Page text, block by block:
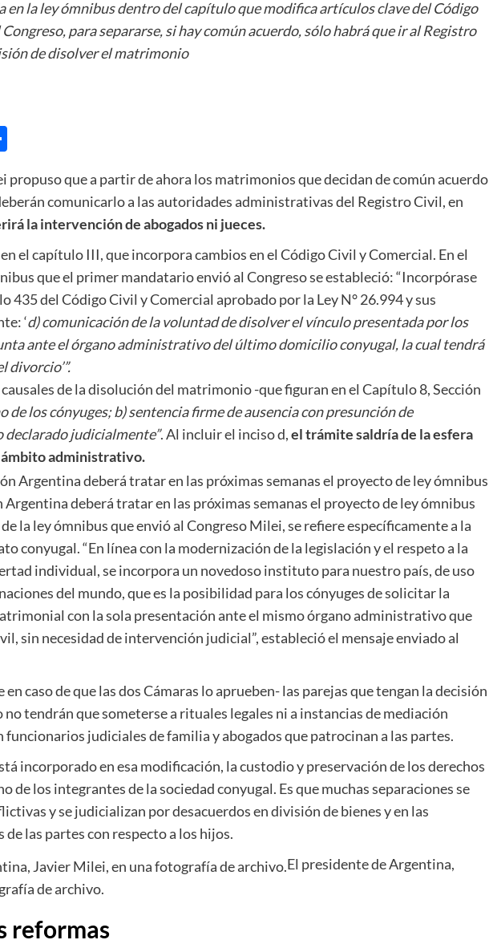
en la ley ómnibus dentro del capítulo que modifica artículos clave del Código
para separarse, si hay común acuerdo, sólo habrá que ir al Registro
de disolver el matrimonio
propuso que a partir de ahora los matrimonios que decidan de común acuerdo
comunicarlo a las autoridades administrativas del Registro Civil, en
la intervención de abogados ni jueces.
el capítulo III, que incorpora cambios en el Código Civil y Comercial. En el
que el primer mandatario envió al Congreso se estableció: “Incorpórase
435 del Código Civil y Comercial aprobado por la Ley N° 26.994 y sus
‘d) comunicación de la voluntad de disolver el vínculo presentada por los
ante el órgano administrativo del último domicilio conyugal, la cual tendrá
divorcio’”.
de la disolución del matrimonio -que figuran en el Capítulo 8, Sección
de los cónyuges; b) sentencia firme de ausencia con presunción de
judicialmente”. Al incluir el inciso d,el trámite saldría de la esfera
administrativo.
Argentina deberá tratar en las próximas semanas el proyecto de ley ómnibus
la ley ómnibus que envió al Congreso Milei, se refiere específicamente a la
conyugal. “En línea con la modernización de la legislación y el respeto a la
individual, se incorpora un novedoso instituto para nuestro país, de uso
del mundo, que es la posibilidad para los cónyuges de solicitar la
con la sola presentación ante el mismo órgano administrativo que
sin necesidad de intervención judicial”, estableció el mensaje enviado al
caso de que las dos Cámaras lo aprueben- las parejas que tengan la decisión
tendrán que someterse a rituales legales ni a instancias de mediación
judiciales de familia y abogados que patrocinan a las partes.
incorporado en esa modificación, la custodio y preservación de los derechos
de los integrantes de la sociedad conyugal. Es que muchas separaciones se
y se judicializan por desacuerdos en división de bienes y en las
las partes con respecto a los hijos.
El presidente de Argentina,
de archivo.
reformas